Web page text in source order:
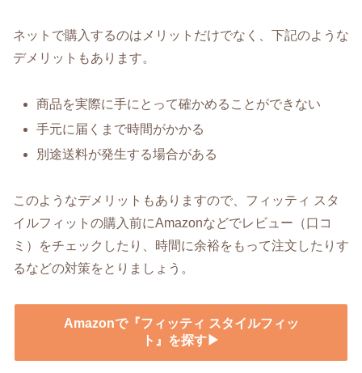
ネットで購入するのはメリットだけでなく、下記のような
デメリットもあります。
商品を実際に手にとって確かめることができない
手元に届くまで時間がかかる
別途送料が発生する場合がある
このようなデメリットもありますので、フィッティ スタ
イルフィットの購入前にAmazonなどでレビュー（口コ
ミ）をチェックしたり、時間に余裕をもって注文したりす
るなどの対策をとりましょう。
Amazonで『フィッティ スタイルフィッ
ト』を探す▶